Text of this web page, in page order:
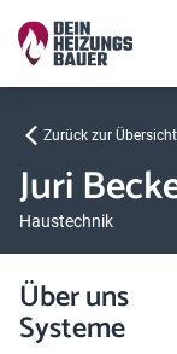
Zurück zur Übersicht
Juri
Haustechnik
Über uns
Systeme